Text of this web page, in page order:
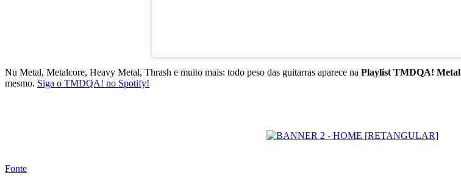
Nu Metal, Metalcore, Heavy Metal, Thrash e muito mais: todo peso das guitarras aparece na Playlist TMDQA! Metal
mesmo. Siga o TMDQA! no Spotify!
Fonte